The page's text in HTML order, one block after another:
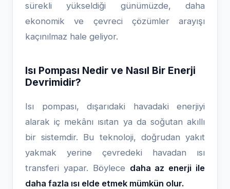
sürekli yükseldiği günümüzde, daha
ekonomik ve çevreci çözümler arayışı
kaçınılmaz hale geliyor.
Isı Pompası Nedir ve Nasıl Bir Enerji
Devrimidir?
Isı pompası, dışarıdaki havadaki enerjiyi
alarak iç mekânı ısıtan ya da soğutan akıllı
bir sistemdir. Bu teknoloji, doğrudan yakıt
yakmak yerine çevredeki havadan ısı
transferi yapar. Böylece daha az enerji ile
daha fazla ısı elde etmek mümkün olur.